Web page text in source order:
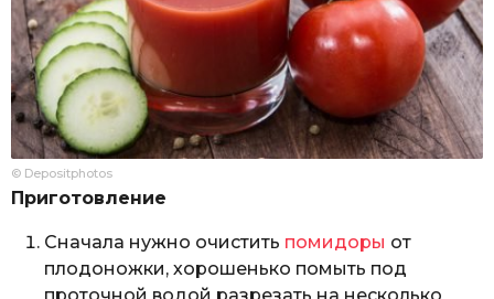
© Depositphotos
Приготовление
Сначала нужно очистить помидоры от
плодоножки, хорошенько помыть под